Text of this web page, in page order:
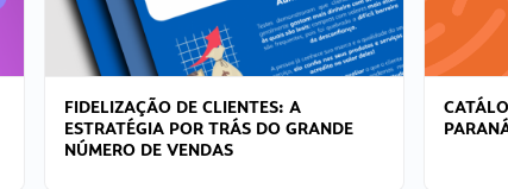
FIDELIZAÇÃO DE CLIENTES: A
ESTRATÉGIA POR TRÁS DO GRANDE
NÚMERO DE VENDAS